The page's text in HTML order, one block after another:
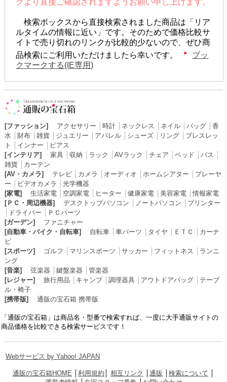
検索ボックスから直接検索されました商品は「リア
ルタイムの情報に近い」です。そのためで価格比較サ
イトで売り切れのリンクが比較的少ないので、ぜひ商
品検索にご利用いただけましたら幸いです。
ブッ
クマークする(IE専用)
[ファッション] アクセサリー 時計│ ネックレス ネイル│ バッグ│ 香
水
財布│ 雑貨│ ジュエリー アパレル│ シューズ│ リング│ ブレスレッ
ト
インナー
ピアス
[インテリア]
家具│ 収納 ラック AVラック チェア ベッド バス
雑貨│ カーテン
[AV・カメラ]
テレビ│ カメラ オーディオ ホームシアター
プレーヤ
ー
ビデオカメラ
光学機器
[家電]
生活家電│ 空調家電│ ヒーター 健康家電│ 美容家電│情報家電
[ＰＣ・周辺機器]
デスクトップパソコン ノートパソコン
プリンター
ドライバー
ＰＣパーツ
[ガーデン]
ファニチャー
[自動車・バイク・自転車]
自転車│ 車パーツ タイヤ ＥＴＣ
カーナ
ビ
[スポーツ]
ゴルフ マリンスポーツ サッカー フィットネス
ランニ
ング
[音楽]
弦楽器 鍵盤楽器
管楽器
[レジャー]
旅行用品 キャンプ│ 調理器具│ アウトドアバッグ│ テーブ
ル・椅子
[携帯版]
通販の宝石箱 携帯版
「通販の宝石箱」は商品名・型番で検索すれば、一度に大手通販サイトの
商品価格を比較できる検索サービスです！
Webサービス by Yahoo! JAPAN
通販の宝石箱HOME 利用規約 相互リンク 通販 検索について